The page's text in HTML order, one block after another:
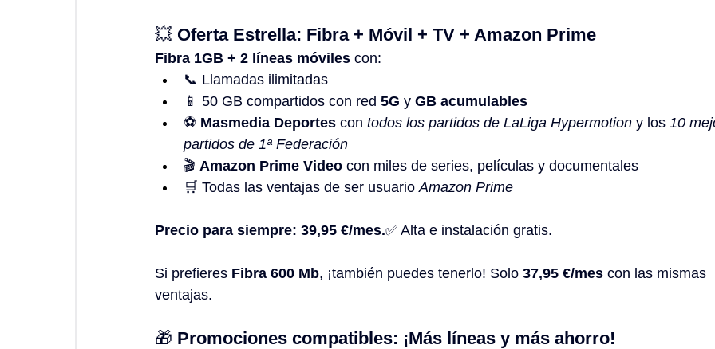
💥 Oferta Estrella: Fibra + Móvil + TV + Amazon Prime
Fibra 1GB + 2 líneas móviles con:
📞 Llamadas ilimitadas
📱 50 GB compartidos con red 5G y GB acumulables
⚽ Masmedia Deportes con todos los partidos de LaLiga Hypermotion y los 10
partidos de 1ª Federación
🎬 Amazon Prime Video con miles de series, películas y documentales
🛒 Todas las ventajas de ser usuario Amazon Prime
Precio para siempre: 39,95 €/mes.✅ Alta e instalación gratis.
Si prefieres Fibra 600 Mb, ¡también puedes tenerlo! Solo 37,95 €/mes con las mismas
ventajas.
🎁 Promociones compatibles: ¡Más líneas y más ahorro!